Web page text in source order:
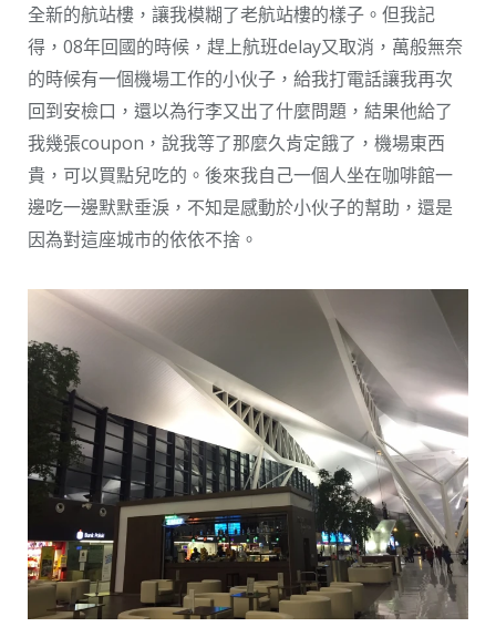
全新的航站樓，讓我模糊了老航站樓的樣子。但我記
得，08年回國的時候，趕上航班delay又取消，萬般無奈
的時候有一個機場工作的小伙子，給我打電話讓我再次
回到安檢口，還以為行李又出了什麼問題，結果他給了
我幾張coupon，說我等了那麼久肯定餓了，機場東西
貴，可以買點兒吃的。後來我自己一個人坐在咖啡館一
邊吃一邊默默垂淚，不知是感動於小伙子的幫助，還是
因為對這座城市的依依不捨。